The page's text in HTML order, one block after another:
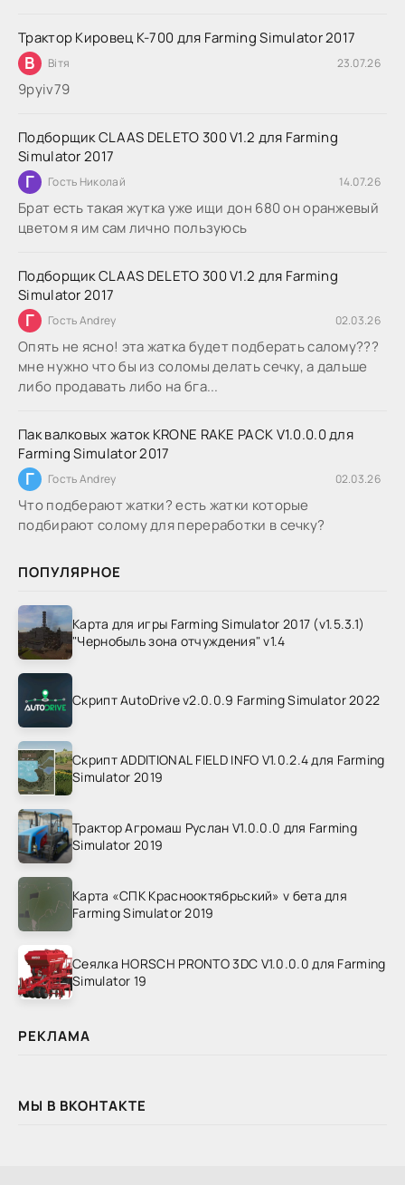
Трактор Кировец К-700 для Farming Simulator 2017
В Вітя 23.07.26
9руіv79
Подборщик CLAAS DELETO 300 V1.2 для Farming
Simulator 2017
Г Гость Николай 14.07.26
Брат есть такая жутка уже ищи дон 680 он оранжевый
цветом я им сам лично пользуюсь
Подборщик CLAAS DELETO 300 V1.2 для Farming
Simulator 2017
Г Гость Andrey 02.03.26
Опять не ясно! эта жатка будет подберать салому???
мне нужно что бы из соломы делать сечку, а дальше
либо продавать либо на бга...
Пак валковых жаток KRONE RAKE PACK V1.0.0.0 для
Farming Simulator 2017
Г Гость Andrey 02.03.26
Что подберают жатки? есть жатки которые
подбирают солому для переработки в сечку?
ПОПУЛЯРНОЕ
Карта для игры Farming Simulator 2017 (v1.5.3.1)
"Чернобыль зона отчуждения" v1.4
Скрипт AutoDrive v2.0.0.9 Farming Simulator 2022
Скрипт ADDITIONAL FIELD INFO V1.0.2.4 для Farming
Simulator 2019
Трактор Агромаш Руслан V1.0.0.0 для Farming
Simulator 2019
Карта «СПК Краснооктябрьский» v бета для
Farming Simulator 2019
Сеялка HORSCH PRONTO 3DC V1.0.0.0 для Farming
Simulator 19
РЕКЛАМА
МЫ В ВКОНТАКТЕ